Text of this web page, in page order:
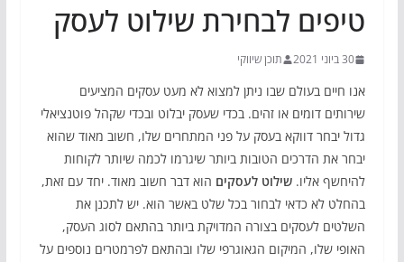
טיפים לבחירת שילוט לעסק
30 ביוני 2021 תוכן שיווקי
אנו חיים בעולם שבו ניתן למצוא לא מעט עסקים המציעים
שירותים דומים או זהים. בכדי שעסק יבלוט ובכדי שקהל פוטנציאלי
גדול יבחר דווקא בעסק על פני המתחרים שלו, חשוב מאוד שהוא
יבחר את הדרכים הטובות ביותר שיגרמו לכמה שיותר לקוחות
להיחשף אליו. שילוט לעסקים הוא דבר חשוב מאוד. יחד עם זאת,
בהחלט לא כדאי לבחור בכל שלט באשר הוא. יש לתכנן את
השלטים לעסקים בצורה המדויקת ביותר בהתאם לסוג העסק,
האופי שלו, המיקום הגאוגרפי שלו ובהתאם לפרמטרים נוספים על